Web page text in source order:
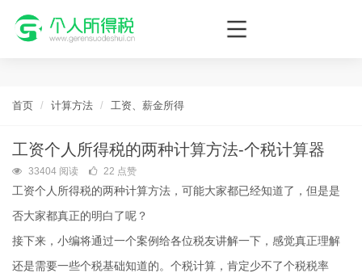
个人所得税网，最新个税资讯平台，您的个税管理专家！
首页 计算方法 工资、薪金所得
工资个人所得税的两种计算方法-个税计算器
33404 阅读 22 点赞
工资个人所得税的两种计算方法，可能大家都已经知道了，但是是
否大家都真正的明白了呢？
接下来，小编将通过一个案例给各位税友讲解一下，感觉真正理解
还是需要一些个税基础知道的。个税计算，肯定少不了个税税率